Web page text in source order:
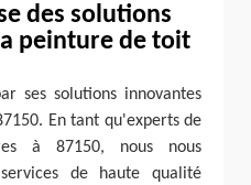
des solutions
peinture de toit
ses solutions innovantes
En tant qu'experts de
à 87150, nous nous
de haute qualité